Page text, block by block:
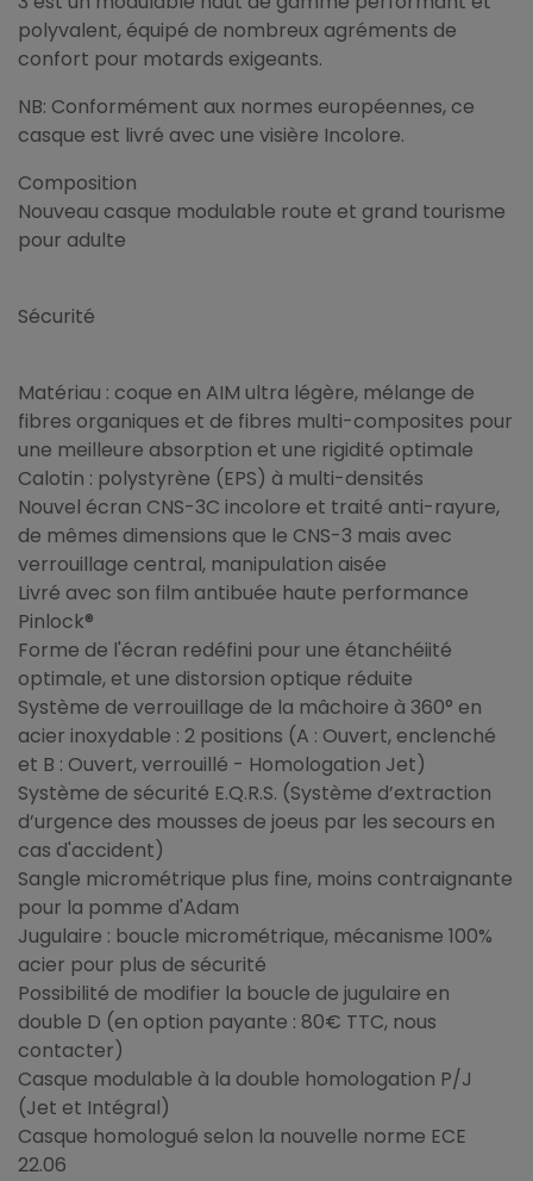
polyvalent, équipé de nombreux agréments de
confort pour motards exigeants.
NB: Conformément aux normes européennes, ce
casque est livré avec une visière Incolore.
Composition
Nouveau casque modulable route et grand tourisme
pour adulte
Sécurité
Matériau : coque en AIM ultra légère, mélange de
fibres organiques et de fibres multi-composites pour
une meilleure absorption et une rigidité optimale
Calotin : polystyrène (EPS) à multi-densités
Nouvel écran CNS-3C incolore et traité anti-rayure,
de mêmes dimensions que le CNS-3 mais avec
verrouillage central, manipulation aisée
Livré avec son film antibuée haute performance
Pinlock®
Forme de l'écran redéfini pour une étanchéiité
optimale, et une distorsion optique réduite
Système de verrouillage de la mâchoire à 360° en
acier inoxydable : 2 positions (A : Ouvert, enclenché
et B : Ouvert, verrouillé - Homologation Jet)
Système de sécurité E.Q.R.S. (Système d’extraction
d’urgence des mousses de joeus par les secours en
cas d'accident)
Sangle micrométrique plus fine, moins contraignante
pour la pomme d'Adam
Jugulaire : boucle micrométrique, mécanisme 100%
acier pour plus de sécurité
Possibilité de modifier la boucle de jugulaire en
double D (en option payante : 80€ TTC, nous
contacter)
Casque modulable à la double homologation P/J
(Jet et Intégral)
Casque homologué selon la nouvelle norme ECE
22.06